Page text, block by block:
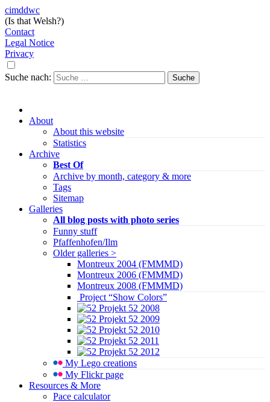
cimddwc
(Is that Welsh?)
Contact
Legal Notice
Privacy
Suche nach:
About
About this website
Statistics
Archive
Best Of
Archive by month, category & more
Tags
Sitemap
Galleries
All blog posts with photo series
Funny stuff
Pfaffenhofen/Ilm
Older galleries >
Montreux 2004 (FMMMD)
Montreux 2006 (FMMMD)
Montreux 2008 (FMMMD)
Project “Show Colors”
Projekt 52 2008
Projekt 52 2009
Projekt 52 2010
Projekt 52 2011
Projekt 52 2012
My Lego creations
My Flickr page
Resources & More
Pace calculator